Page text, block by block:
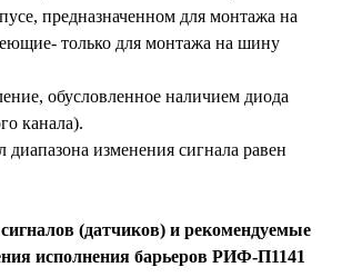
предназначенном для монтажа на
только для монтажа на шину
обусловленное наличием диода
канала).
изменения сигнала равен
(датчиков) и рекомендуемые
исполнения барьеров РИФ-П1141